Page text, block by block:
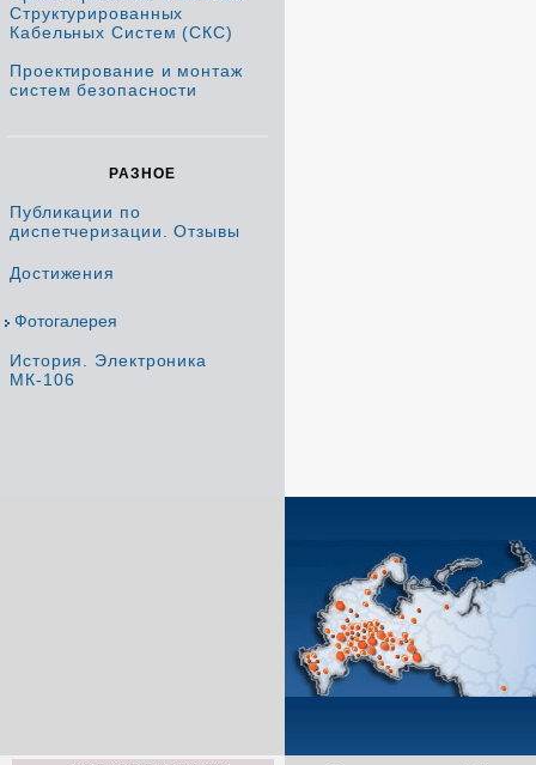
Структурированных
Кабельных Систем (СКС)
Проектирование и монтаж
систем безопасности
РАЗНОЕ
Публикации по
диспетчеризации. Отзывы
Достижения
Фотогалерея
История. Электроника
МК-106